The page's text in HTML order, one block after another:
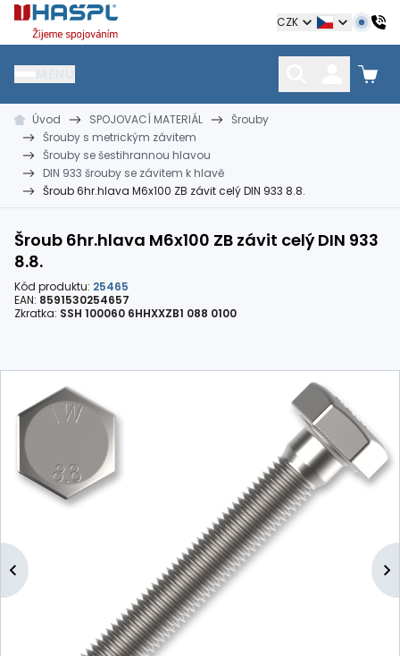
Hašpl CZK
HŘEBÍKY
kramle
SPOJOVACÍ MATERIÁL
vruty, šrouby, matice
KOTEVNÍ TECHNIKA
Úvod SPOJOVACÍ MATERIÁL
Šrouby
Šrouby s metrickým závitem
Šrouby se šestihrannou hlavou
DIN 933 šrouby se závitem k hlavě
Šroub 6hr.hlava M6x100 ZB závit celý DIN 933 8.8.
Šroub 6hr.hlava M6x100 ZB závit celý DIN 933
8.8.
Kód produktu: 25465
EAN: 8591530254657
Zkratka: SSH 100060 6HHXXZB1 088 0100